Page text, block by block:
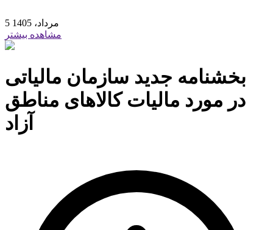
5 مرداد، 1405
مشاهده بیشتر
بخشنامه جدید سازمان مالیاتی
در مورد مالیات کالاهای مناطق
آزاد